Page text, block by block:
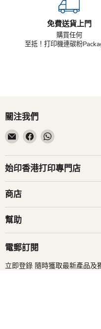
免費送貨上門
購買任何
至抵！打印機連碳粉
關注我們
在
子
郵
找
到
們
在
Facebook
找
到
在
找
到
始印香港打印專門店
商店
幫助
電郵訂閱
立即登錄 隨時獲取最新產品及